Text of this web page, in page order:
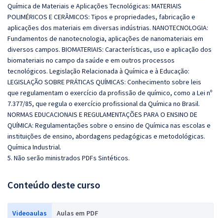
Química de Materiais e Aplicações Tecnológicas: MATERIAIS
POLIMÉRICOS E CERÂMICOS: Tipos e propriedades, fabricação e
aplicações dos materiais em diversas indústrias. NANOTECNOLOGIA:
Fundamentos de nanotecnologia, aplicações de nanomateriais em
diversos campos. BIOMATERIAIS: Características, uso e aplicação dos
biomateriais no campo da saúde e em outros processos
tecnológicos. Legislação Relacionada à Química e à Educação:
LEGISLAÇÃO SOBRE PRÁTICAS QUÍMICAS: Conhecimento sobre leis
que regulamentam o exercício da profissão de químico, como a Lei nº
7.377/85, que regula o exercício profissional da Química no Brasil.
NORMAS EDUCACIONAIS E REGULAMENTAÇÕES PARA O ENSINO DE
QUÍMICA: Regulamentações sobre o ensino de Química nas escolas e
instituições de ensino, abordagens pedagógicas e metodológicas.
Química Industrial.
5. Não serão ministrados PDFs Sintéticos.
Conteúdo deste curso
Videoaulas Aulas em PDF